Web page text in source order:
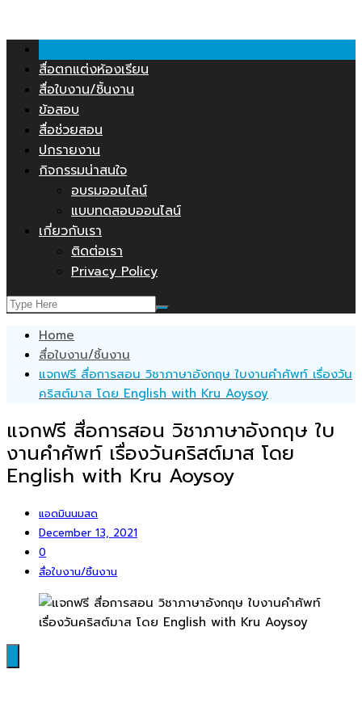
content
สื่อตกแต่งห้องเรียน
สื่อใบงาน/ชิ้นงาน
ข้อสอบ
สื่อช่วยสอน
ปกรายงาน
กิจกรรมน่าสนใจ
อบรมออนไลน์
แบบทดสอบออนไลน์
เกี่ยวกับเรา
ติดต่อเรา
Privacy Policy
Home
สื่อใบงาน/ชิ้นงาน
แจกฟรี สื่อการสอน วิชาภาษาอังกฤษ ใบงานคำศัพท์ เรื่องวัน
คริสต์มาส โดย English with Kru Aoysoy
แจกฟรี สื่อการสอน วิชาภาษาอังกฤษ ใบ
งานคำศัพท์ เรื่องวันคริสต์มาส โดย
English with Kru Aoysoy
แอดมินนมสด
December 13, 2021
0
สื่อใบงาน/ชิ้นงาน